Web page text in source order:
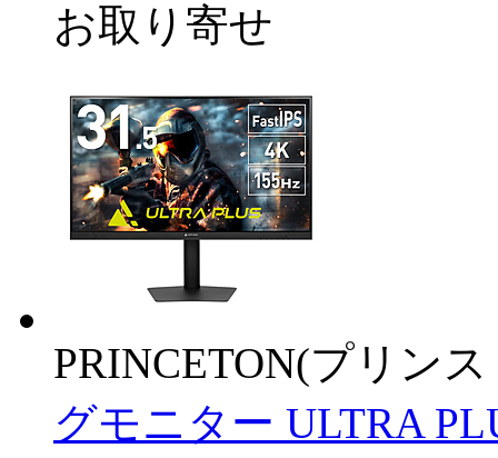
お取り寄せ
PRINCETON(プリン
グモニター ULTRA